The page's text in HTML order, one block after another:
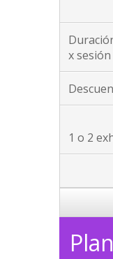
x sesión
1 o 2